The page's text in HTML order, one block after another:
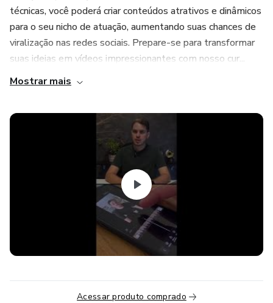
técnicas, você poderá criar conteúdos atrativos e dinâmicos
para o seu nicho de atuação, aumentando suas chances de
viralização nas redes sociais. Prepare-se para transformar
suas ideias em vídeos impressionantes com nosso cur...
Mostrar mais
Acessar produto comprado